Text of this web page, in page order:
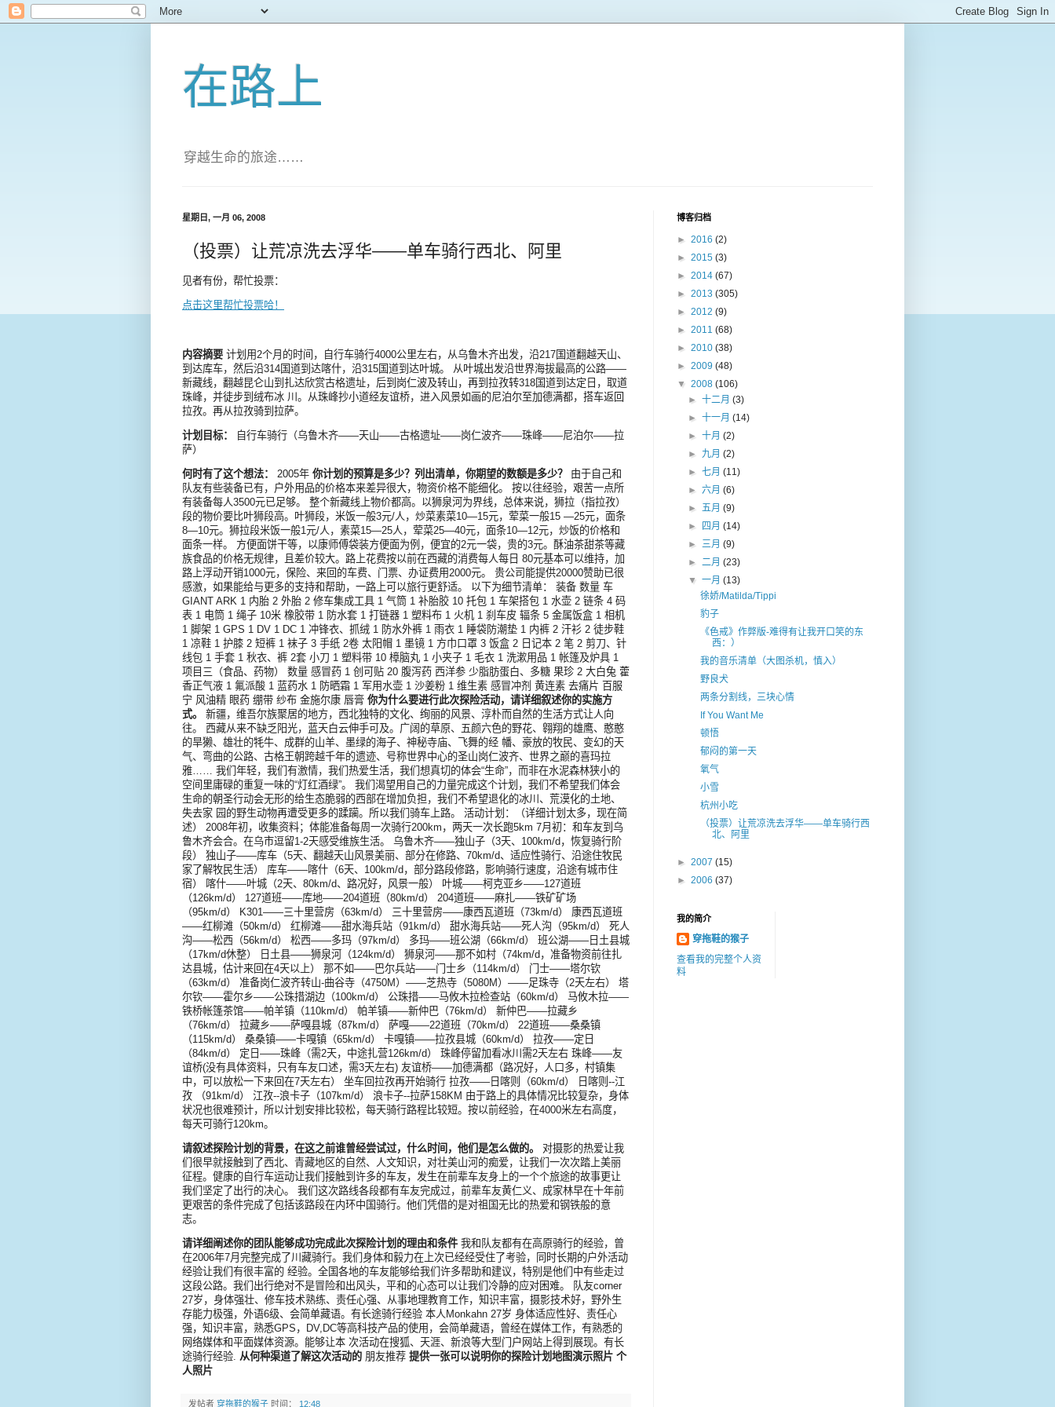
在路上
穿越生命的旅途……
星期日, 一月 06, 2008
（投票）让荒凉洗去浮华——单车骑行西北、阿里
见者有份，帮忙投票：
点击这里帮忙投票哈！
内容摘要 计划用2个月的时间，自行车骑行4000公里左右，从乌鲁木齐出发，沿217国道翻越天山、
到达库车，然后沿314国道到达喀什，沿315国道到达叶城。 从叶城出发沿世界海拔最高的公路——
新藏线，翻越昆仑山到扎达欣赏古格遗址，后到岗仁波及转山，再到拉孜转318国道到达定日，取道
珠峰，并徒步到绒布冰 川。从珠峰抄小道经友谊桥，进入风景如画的尼泊尔至加德满都，搭车返回
拉孜。再从拉孜骑到拉萨。
计划目标：
自行车骑行（乌鲁木齐——天山——古格遗址——岗仁波齐——珠峰——尼泊尔——拉
萨）
何时有了这个想法： 2005年 你计划的预算是多少？列出清单，你期望的数额是多少？ 由于自己和
队友有些装备已有，户外用品的价格本来差异很大，物资价格不能细化。 按以往经验，艰苦一点所
有装备每人3500元已足够。 整个新藏线上物价都高。以狮泉河为界线，总体来说，狮拉（指拉孜）
段的物价要比叶狮段高。叶狮段，米饭一般3元/人，炒菜素菜10—15元，荤菜一般15 —25元，面条
8—10元。狮拉段米饭一般1元/人，素菜15—25人，荤菜25—40元，面条10—12元，炒饭的价格和
面条一样。 方便面饼干等，以康师傅袋装方便面为例，便宜的2元一袋，贵的3元。酥油茶甜茶等藏
族食品的价格无规律，且差价较大。路上花费按以前在西藏的消费每人每日 80元基本可以维持，加
路上浮动开销1000元，保险、来回的车费、门票、办证费用2000元。 贵公司能提供20000赞助已很
感激，如果能给与更多的支持和帮助，一路上可以旅行更舒适。 以下为细节清单： 装备 数量 车
GIANT ARK 1 内胎 2 外胎 2 修车集成工具 1 气筒 1 补胎胶 10 托包 1 车架搭包 1 水壶 2 链条 4 码
表 1 电筒 1 绳子 10米 橡胶带 1 防水套 1 打链器 1 塑料布 1 火机 1 刹车皮 辐条 5 金属饭盒 1 相机
1 脚架 1 GPS 1 DV 1 DC 1 冲锋衣、抓绒 1 防水外裤 1 雨衣 1 睡袋防潮垫 1 内裤 2 汗衫 2 徒步鞋
1 凉鞋 1 护膝 2 短裤 1 袜子 3 手纸 2卷 太阳帽 1 墨镜 1 方巾口罩 3 饭盒 2 日记本 2 笔 2 剪刀、针
线包 1 手套 1 秋衣、裤 2套 小刀 1 塑料带 10 樟脑丸 1 小夹子 1 毛衣 1 洗漱用品 1 帐篷及炉具 1
项目三（食品、药物） 数量 感冒药 1 创可贴 20 腹泻药 西洋参 少脂肪蛋白、多糖 果珍 2 大白兔 藿
香正气液 1 氟派酸 1 蓝药水 1 防晒霜 1 军用水壶 1 沙姜粉 1 维生素 感冒冲剂 黄连素 去痛片 百服
宁 风油精 眼药 绷带 纱布 金施尔康 唇膏 你为什么要进行此次探险活动，请详细叙述你的实施方
式。 新疆，维吾尔族聚居的地方，西北独特的文化、绚丽的风景、淳朴而自然的生活方式让人向
往。 西藏从来不缺乏阳光，蓝天白云伸手可及。广阔的草原、五颜六色的野花、翱翔的雄鹰、憨憨
的旱獭、雄壮的牦牛、成群的山羊、墨绿的海子、神秘寺庙、飞舞的经 幡、豪放的牧民、变幻的天
气、弯曲的公路、古格王朝跨越千年的遗迹、号称世界中心的圣山岗仁波齐、世界之巅的喜玛拉
雅…… 我们年轻，我们有激情，我们热爱生活，我们想真切的体会“生命”，而非在水泥森林狭小的
空间里庸碌的重复一味的“灯红酒绿”。 我们渴望用自己的力量完成这个计划，我们不希望我们体会
生命的朝圣行动会无形的给生态脆弱的西部在增加负担，我们不希望退化的冰川、荒漠化的土地、
失去家 园的野生动物再遭受更多的蹂躏。所以我们骑车上路。 活动计划：（详细计划太多，现在简
述） 2008年初，收集资料；体能准备每周一次骑行200km，两天一次长跑5km 7月初：和车友到乌
鲁木齐会合。在乌市逗留1-2天感受维族生活。 乌鲁木齐——独山子（3天、100km/d，恢复骑行阶
段） 独山子——库车（5天、翻越天山风景美丽、部分在修路、70km/d、适应性骑行、沿途住牧民
家了解牧民生活） 库车——喀什（6天、100km/d，部分路段修路，影响骑行速度，沿途有城市住
宿） 喀什——叶城（2天、80km/d、路况好，风景一般） 叶城——柯克亚乡——127道班
（126km/d） 127道班——库地——204道班（80km/d） 204道班——麻扎——铁矿矿场
（95km/d） K301——三十里营房（63km/d） 三十里营房——康西瓦道班（73km/d） 康西瓦道班
——红柳滩（50km/d） 红柳滩——甜水海兵站（91km/d） 甜水海兵站——死人沟（95km/d） 死人
沟——松西（56km/d） 松西——多玛（97km/d） 多玛——班公湖（66km/d） 班公湖——日土县城
（17km/d休整） 日土县——狮泉河（124km/d） 狮泉河——那不如村（74km/d，准备物资前往扎
达县城，估计来回在4天以上） 那不如——巴尔兵站——门士乡（114km/d） 门士——塔尔钦
（63km/d） 准备岗仁波齐转山-曲谷寺（4750M）——芝热寺（5080M）——足珠寺（2天左右） 塔
尔钦——霍尔乡——公珠措湖边（100km/d） 公珠措——马攸木拉检查站（60km/d） 马攸木拉——
铁桥帐篷茶馆——帕羊镇（110km/d） 帕羊镇——新仲巴（76km/d） 新仲巴——拉藏乡
（76km/d） 拉藏乡——萨嘎县城（87km/d） 萨嘎——22道班（70km/d） 22道班——桑桑镇
（115km/d） 桑桑镇——卡嘎镇（65km/d） 卡嘎镇——拉孜县城（60km/d） 拉孜——定日
（84km/d） 定日——珠峰（需2天，中途扎营126km/d） 珠峰停留加看冰川需2天左右 珠峰——友
谊桥(没有具体资料，只有车友口述，需3天左右) 友谊桥——加德满都（路况好，人口多，村镇集
中，可以放松一下来回在7天左右） 坐车回拉孜再开始骑行 拉孜——日喀则（60km/d） 日喀则--江
孜 （91km/d） 江孜--浪卡子（107km/d） 浪卡子--拉萨158KM 由于路上的具体情况比较复杂，身体
状况也很难预计，所以计划安排比较松，每天骑行路程比较短。按以前经验，在4000米左右高度，
每天可骑行120km。
请叙述探险计划的背景，在这之前谁曾经尝试过，什么时间，他们是怎么做的。 对摄影的热爱让我
们很早就接触到了西北、青藏地区的自然、人文知识，对壮美山河的痴爱，让我们一次次踏上美丽
征程。健康的自行车运动让我们接触到许多的车友，发生在前辈车友身上的一个个旅途的故事更让
我们坚定了出行的决心。 我们这次路线各段都有车友完成过，前辈车友黄仁义、成家林早在十年前
更艰苦的条件完成了包括该路段在内环中国骑行。他们凭借的是对祖国无比的热爱和钢铁般的意
志。
请详细阐述你的团队能够成功完成此次探险计划的理由和条件 我和队友都有在高原骑行的经验，曾
在2006年7月完整完成了川藏骑行。我们身体和毅力在上次已经经受住了考验，同时长期的户外活动
经验让我们有很丰富的 经验。全国各地的车友能够给我们许多帮助和建议，特别是他们中有些走过
这段公路。我们出行绝对不是冒险和出风头，平和的心态可以让我们冷静的应对困难。 队友corner
27岁，身体强壮、修车技术熟练、责任心强、从事地理教育工作，知识丰富，摄影技术好，野外生
存能力极强，外语6级、会简单藏语。有长途骑行经验 本人Monkahn 27岁 身体适应性好、责任心
强，知识丰富，熟悉GPS，DV,DC等高科技产品的使用，会简单藏语，曾经在媒体工作，有熟悉的
网络媒体和平面媒体资源。能够让本 次活动在搜狐、天涯、新浪等大型门户网站上得到展现。有长
途骑行经验. 从何种渠道了解这次活动的 朋友推荐 提供一张可以说明你的探险计划地图演示照片 个
人照片
发帖者 穿拖鞋的猴子 时间： 12:48
博客归档
► 2016 (2)
► 2015 (3)
► 2014 (67)
► 2013 (305)
► 2012 (9)
► 2011 (68)
► 2010 (38)
► 2009 (48)
▼ 2008 (106)
►十二月(3)
►十一月(14)
►十月(2)
► 九月(2)
►七月(11)
►六月(6)
►五月(9)
►
四月(14)
►三月(9)
►二月(23)
▼一月(13)
徐娇/Matilda/Tippi
豹子
《色戒》作弊版-难得有让我开口笑的东
西：）
我的音乐清单（大图杀机，慎入）
野良犬
两条分割线，三块心情
If You Want Me
顿悟
郁闷的第一天
氧气
小雪
杭州小吃
（投票）让荒凉洗去浮华——单车骑行西
北、阿里
► 2007 (15)
► 2006 (37)
我的简介
穿拖鞋的猴子
查看我的完整个人资
料